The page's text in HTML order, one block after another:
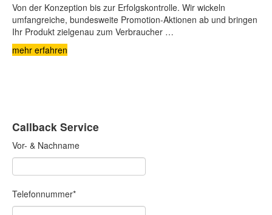
Von der Konzeption bis zur Erfolgskontrolle. Wir wickeln
umfangreiche, bundesweite Promotion-Aktionen ab und bringen
Ihr Produkt zielgenau zum Verbraucher …
mehr erfahren
Callback Service
Vor- & Nachname
Telefonnummer*